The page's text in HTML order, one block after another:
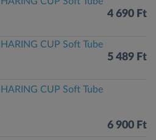
4 690 Ft
CUP Soft Tube
5 489 Ft
CUP Soft Tube
6 900 Ft